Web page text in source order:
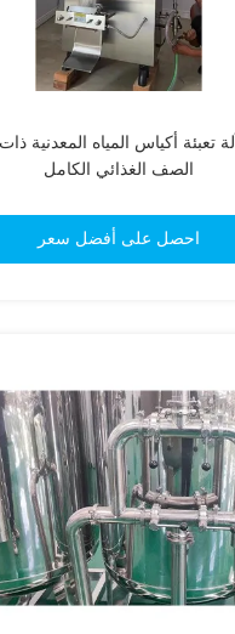
آلة تعبئة أكياس المياه المعدنية
الصف الغذائي الكامل
احصل على أفضل سعر